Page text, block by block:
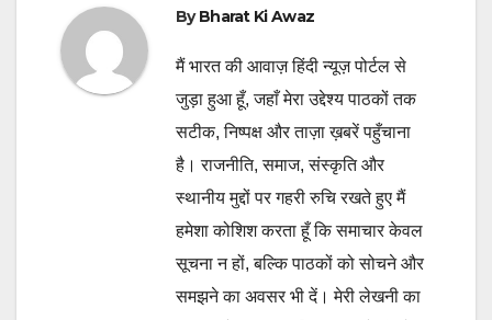
ByBharat Ki Awaz
मैं भारत की आवाज़ हिंदी न्यूज़ पोर्टल से
जुड़ा हुआ हूँ, जहाँ मेरा उद्देश्य पाठकों तक
सटीक, निष्पक्ष और ताज़ा ख़बरें पहुँचाना
है। राजनीति, समाज, संस्कृति और
स्थानीय मुद्दों पर गहरी रुचि रखते हुए मैं
हमेशा कोशिश करता हूँ कि समाचार केवल
सूचना न हों, बल्कि पाठकों को सोचने और
समझने का अवसर भी दें। मेरी लेखनी का